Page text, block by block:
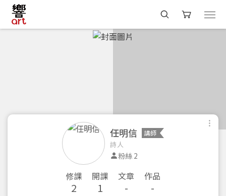
任明信 講師
詩人
粉絲 2
修課
2
開課
1
文章
-
作品
-